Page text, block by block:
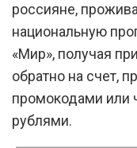
россияне,
национальную
«Мир», получая
обратно на счет,
промокодами или
рублями.